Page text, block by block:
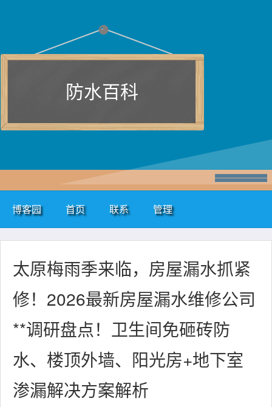
防水百科
博客园 首页 联系 管理
太原梅雨季来临，房屋漏水抓紧
修！2026最新房屋漏水维修公司
**调研盘点！卫生间免砸砖防
水、楼顶外墙、阳光房+地下室
渗漏解决方案解析